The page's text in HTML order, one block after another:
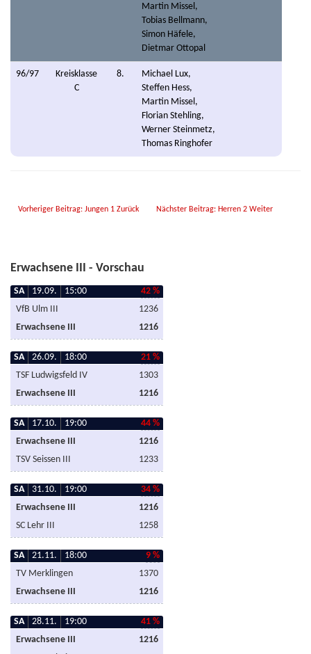
Martin Missel,
Tobias Bellmann,
Simon Häfele,
Dietmar Ottopal
96/97
Kreisklasse
C
8.
Michael Lux,
Steffen Hess,
Martin Missel,
Florian Stehling,
Werner Steinmetz,
Thomas Ringhofer
Vorheriger Beitrag: Jungen 1 Zurück Nächster Beitrag: Herren 2 Weiter
Erwachsene III - Vorschau
SA 19.09. 15:00
42 %
VfB Ulm III
1236
Erwachsene III
1216
SA 26.09. 18:00
21 %
TSF Ludwigsfeld IV
1303
Erwachsene III
1216
SA 17.10. 19:00
44 %
Erwachsene III
1216
TSV Seissen III
1233
SA 31.10. 19:00
34 %
Erwachsene III
1216
SC Lehr III
1258
SA 21.11. 18:00
9 %
TV Merklingen
1370
Erwachsene III
1216
SA 28.11. 19:00
41 %
Erwachsene III
1216